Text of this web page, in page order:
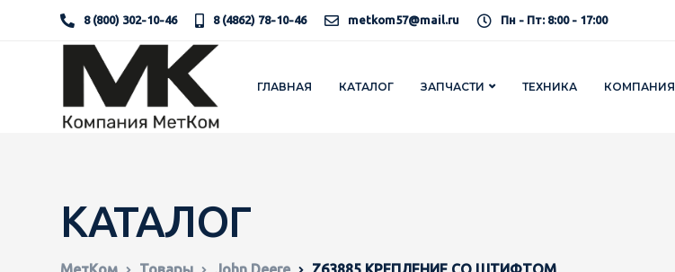
8 (800) 302-10-46 8 (4862) 78-10-46 metkom57@mail.ru Пн - Пт: 8:00 - 17:00
ГЛАВНАЯ КАТАЛОГ ЗАПЧАСТИ ТЕХНИКА КОМПАНИЯ
КАТАЛОГ